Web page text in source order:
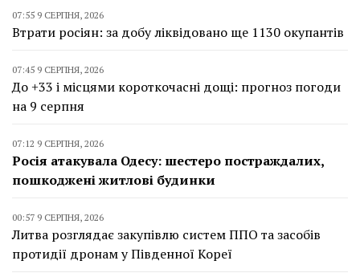
07:55 9 СЕРПНЯ, 2026
Втрати росіян: за добу ліквідовано ще 1130 окупантів
07:45 9 СЕРПНЯ, 2026
До +33 і місцями короткочасні дощі: прогноз погоди
на 9 серпня
07:12 9 СЕРПНЯ, 2026
Росія атакувала Одесу: шестеро постраждалих,
пошкоджені житлові будинки
00:57 9 СЕРПНЯ, 2026
Литва розглядає закупівлю систем ППО та засобів
протидії дронам у Південної Кореї